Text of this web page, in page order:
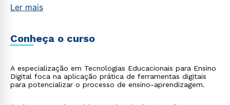
Ler mais
Conheça o curso
A especialização em Tecnologias Educacionais para Ensino
Digital foca na aplicação prática de ferramentas digitais
para potencializar o processo de ensino-aprendizagem.